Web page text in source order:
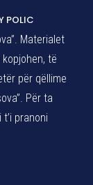
POLIC
Materialet
të
për qëllime
Për ta
pranoni